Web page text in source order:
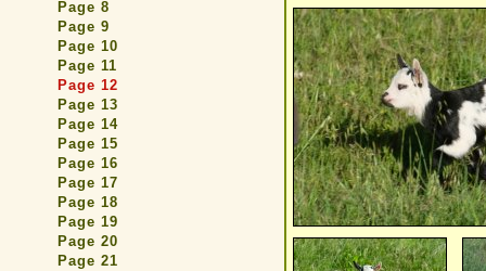
Page 8
Page 9
Page 10
Page 11
Page 12
Page 13
Page 14
Page 15
Page 16
Page 17
Page 18
Page 19
Page 20
Page 21